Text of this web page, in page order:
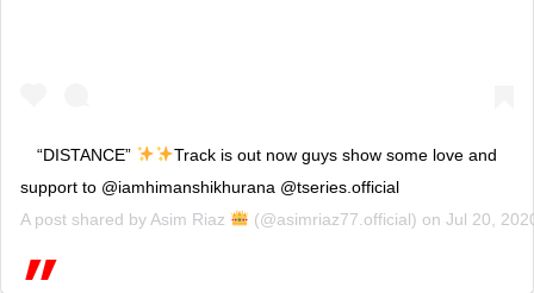
“DISTANCE”
Track is out now guys show some love and
support to @iamhimanshikhurana @tseries.official
A post shared by Asim Riaz (@asimriaz77.official) on Jul 20,